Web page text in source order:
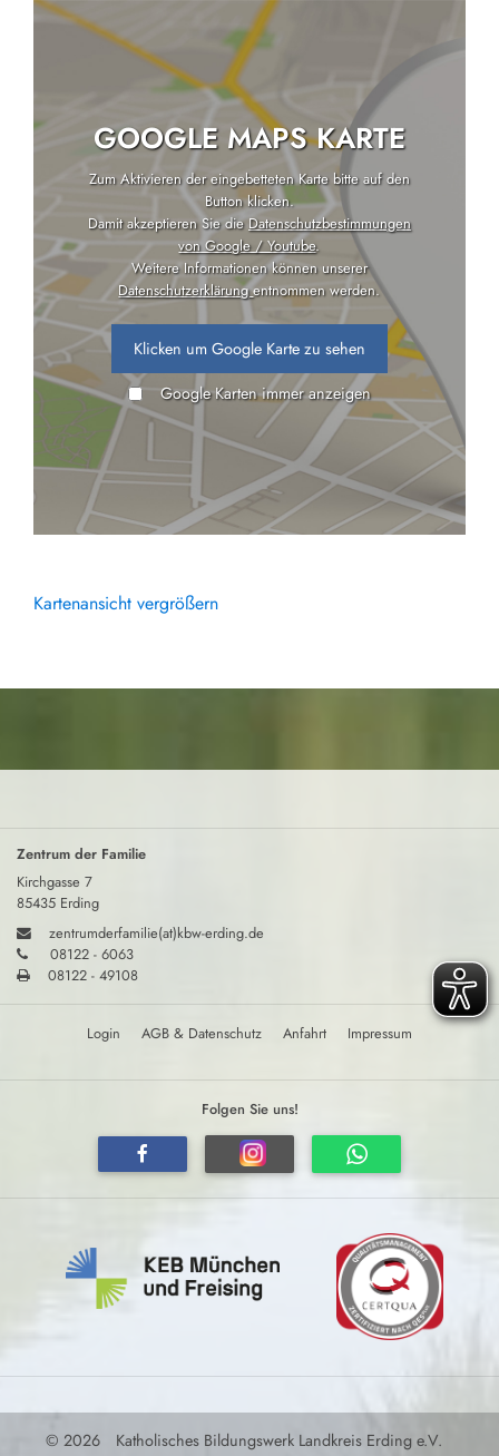
GOOGLE MAPS KARTE
Zum Aktivieren der eingebetteten Karte bitte auf den
Button klicken.
Damit akzeptieren Sie dieDatenschutzbestimmungen
von Google / Youtube.
Weitere Informationen können unserer
Datenschutzerklärungentnommen werden.
Klicken um Google Karte zu sehen
Google Karten immer anzeigen
Kartenansicht vergrößern
Zentrum der Familie
Kirchgasse 7
85435 Erding
zentrumderfamilie(at)kbw-erding.de
08122 - 6063
08122 - 49108
Login AGB & Datenschutz Anfahrt Impressum
Folgen Sie uns!
© 2026 Katholisches Bildungswerk Landkreis Erding e.V.